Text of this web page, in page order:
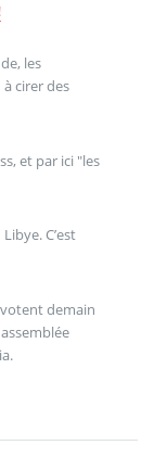
les
cirer des
et par ici "les
C’est
votent demain